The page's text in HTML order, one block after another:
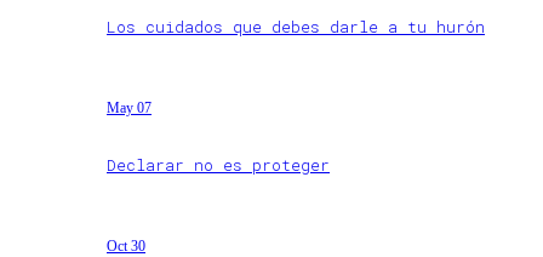
Los cuidados que debes darle a tu hurón
May 07
Declarar no es proteger
Oct 30